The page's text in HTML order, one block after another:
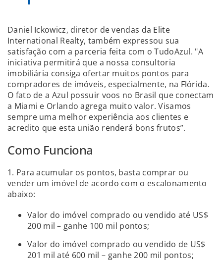
Daniel Ickowicz, diretor de vendas da Elite
International Realty, também expressou sua
satisfação com a parceria feita com o TudoAzul. "A
iniciativa permitirá que a nossa consultoria
imobiliária consiga ofertar muitos pontos para
compradores de imóveis, especialmente, na Flórida.
O fato de a Azul possuir voos no Brasil que conectam
a Miami e Orlando agrega muito valor. Visamos
sempre uma melhor experiência aos clientes e
acredito que esta união renderá bons frutos”.
Como Funciona
1. Para acumular os pontos, basta comprar ou
vender um imóvel de acordo com o escalonamento
abaixo:
Valor do imóvel comprado ou vendido até US$
200 mil – ganhe 100 mil pontos;
Valor do imóvel comprado ou vendido de US$
201 mil até 600 mil – ganhe 200 mil pontos;